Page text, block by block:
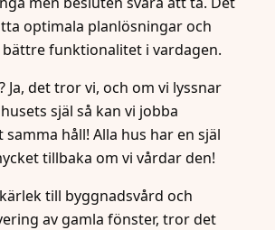
optimala planlösningar och
funktionalitet i vardagen.
Ja, det tror vi, och om vi lyssnar
själ så kan vi jobba
håll! Alla hus har en själ
tillbaka om vi vårdar den!
till byggnadsvård och
av gamla fönster, tror det